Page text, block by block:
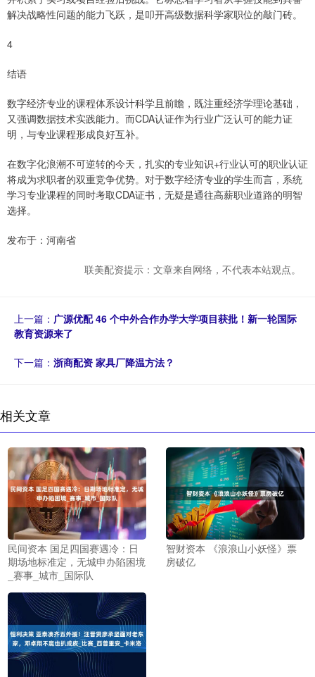
解决战略性问题的能力飞跃，是叩开高级数据科学家职位的敲门砖。
4
结语
数字经济专业的课程体系设计科学且前瞻，既注重经济学理论基础，
又强调数据技术实践能力。而CDA认证作为行业广泛认可的能力证
明，与专业课程形成良好互补。
在数字化浪潮不可逆转的今天，扎实的专业知识+行业认可的职业认证
将成为求职者的双重竞争优势。对于数字经济专业的学生而言，系统
学习专业课程的同时考取CDA证书，无疑是通往高薪职业道路的明智
选择。
发布于：河南省
联美配资提示：文章来自网络，不代表本站观点。
上一篇： 广源优配 46 个中外合作办学大学项目获批！新一轮国际
教育资源来了
下一篇： 浙商配资 家具厂降温方法？
相关文章
民间资本 国足四国赛遇冷：日
期场地标准定，无城申办陷困境
_赛事_城市_国际队
智财资本 《浪浪山小妖怪》票
房破亿